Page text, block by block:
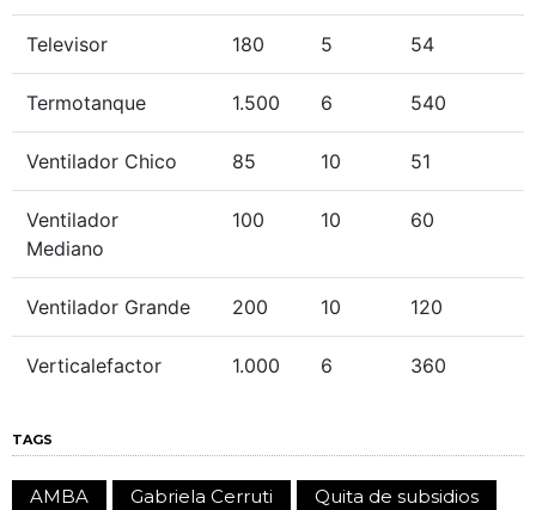
Televisor 180 5 54
Termotanque 1.500 6 540
Ventilador Chico 85 10 51
Ventilador
Mediano
100 10 60
Ventilador Grande 200 10 120
Verticalefactor 1.000 6 360
TAGS
AMBA Gabriela Cerruti
Quita de subsidios